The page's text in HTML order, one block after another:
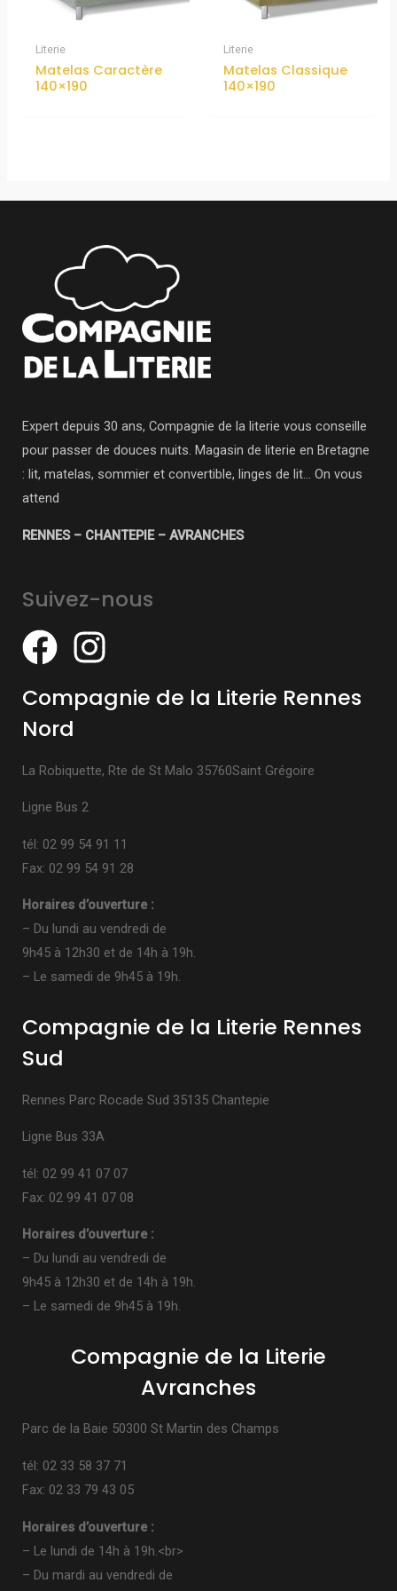
Literie
Matelas Caractère
140×190
Literie
Matelas Classique
140×190
Expert depuis 30 ans, Compagnie de la literie vous conseille
pour passer de douces nuits. Magasin de literie en Bretagne
: lit, matelas, sommier et convertible, linges de lit… On vous
attend
RENNES – CHANTEPIE – AVRANCHES
Suivez-nous
Compagnie de la Literie Rennes
Nord
La Robiquette, Rte de St Malo 35760Saint Grégoire
Ligne Bus 2
tél: 02 99 54 91 11
Fax: 02 99 54 91 28
Horaires d’ouverture :
– Du lundi au vendredi de
9h45 à 12h30 et de 14h à 19h.
– Le samedi de 9h45 à 19h.
Compagnie de la Literie Rennes
Sud
Rennes Parc Rocade Sud 35135 Chantepie
Ligne Bus 33A
tél: 02 99 41 07 07
Fax: 02 99 41 07 08
Horaires d’ouverture :
– Du lundi au vendredi de
9h45 à 12h30 et de 14h à 19h.
– Le samedi de 9h45 à 19h.
Compagnie de la Literie
Avranches
Parc de la Baie 50300 St Martin des Champs
tél: 02 33 58 37 71
Fax: 02 33 79 43 05
Horaires d’ouverture :
– Le lundi de 14h à 19h.<br>
– Du mardi au vendredi de